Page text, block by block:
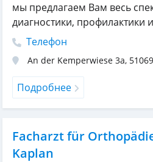
мы предлагаем Вам весь
диагностики, профилактики
Телефон
An der Kemperwiese 3a, 51069
Подробнее
Facharzt für
Kaplan